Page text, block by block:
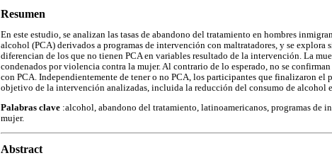
Resumen
En este estudio, se analizan las tasas de abandono del tratamiento en hombres
alcohol (PCA) derivados a programas de intervención con maltratadores, y se
diferencian de los que no tienen PCA en variables resultado de la intervención. La
condenados por violencia contra la mujer. Al contrario de lo esperado, no se
con PCA. Independientemente de tener o no PCA, los participantes que finalizaron el
objetivo de la intervención analizadas, incluida la reducción del consumo de alcohol
Palabras clave :alcohol, abandono del tratamiento, latinoamericanos, programas de
mujer.
Abstract